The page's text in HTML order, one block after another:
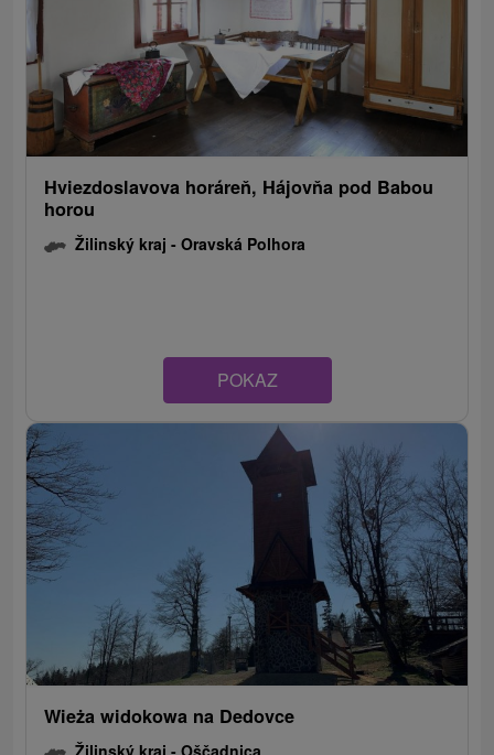
Hviezdoslavova horáreň, Hájovňa pod Babou
horou
Žilinský kraj -Oravská Polhora
POKAZ
Wieża widokowa na Dedovce